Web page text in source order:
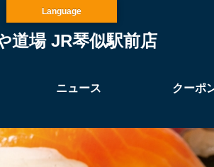
道場 JR琴似駅前店
ニュース クーポ
Language